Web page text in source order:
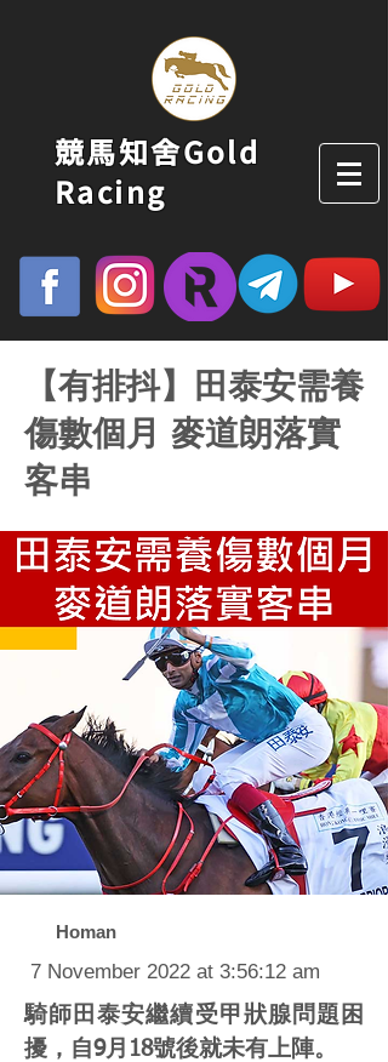
競馬知舍Gold
Racing
【有排抖】田泰安需養
傷數個月 麥道朗落實
客串
Homan
7 November 2022 at 3:56:12 am
騎師田泰安繼續受甲狀腺問題困
擾，自9月18號後就未有上陣。